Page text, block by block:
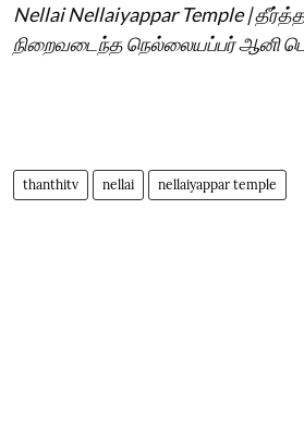
Nellai Nellaiyappar Temple |
நிறைவடைந்த நெல்லையப்பர் ஆனி
thanthitv nellai nellaiyappar temple